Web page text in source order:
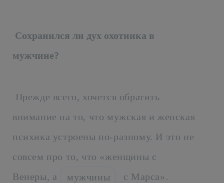
Сохранился ли дух охотника в
мужчине?
Прежде всего, хочется обратить
внимание на то, что мужская и женская
психика устроены по-разному. И это не
совсем про то, что «женщины с
Венеры, а
мужчины
с Марса».